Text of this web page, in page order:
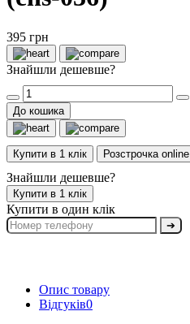
395 грн
Знайшли дешевше?
До кошика
Купити в 1 клік Розстрочка online
Знайшли дешевше?
Купити в 1 клік
Купити в один клік
➔
Опис товару
Відгуків0